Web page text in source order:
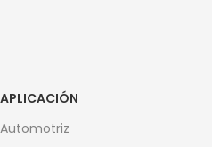
APLICACIÓN
Automotriz